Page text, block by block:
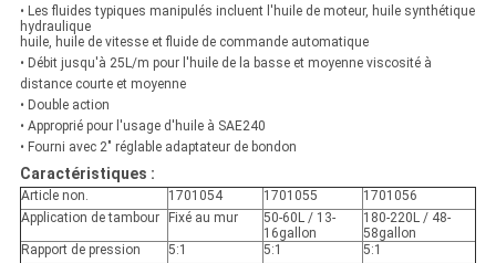
• Les fluides typiques manipulés incluent l'huile de moteur, huile synthétique
hydraulique
huile, huile de vitesse et fluide de commande automatique
• Débit jusqu'à 25L/m pour l'huile de la basse et moyenne viscosité à
distance courte et moyenne
• Double action
• Approprié pour l'usage d'huile à SAE240
• Fourni avec 2" réglable adaptateur de bondon
Caractéristiques :
Article non. 1701054 1701055
1701056
Application de tambour
Fixé au mur
50-60L / 13-
16gallon
180-220L / 48-
58gallon
Rapport de pression
5:1 5:1
5:1